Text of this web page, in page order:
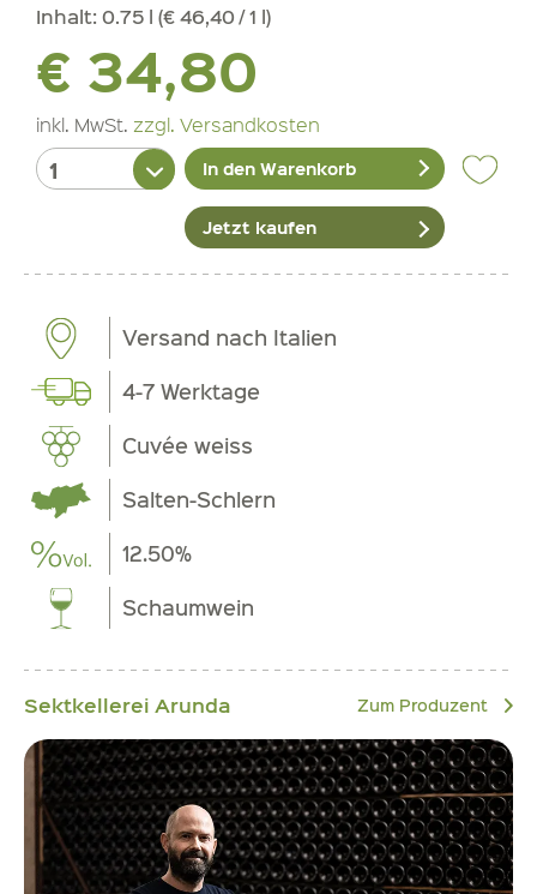
Inhalt: 0.75 l (€ 46,40 / 1 l)
€ 34,80
inkl. MwSt. zzgl. Versandkosten
In den Warenkorb
Jetzt kaufen
Versand nach Italien
4-7 Werktage
Cuvée weiss
Salten-Schlern
12.50%
Schaumwein
Sektkellerei Arunda Zum Produzent